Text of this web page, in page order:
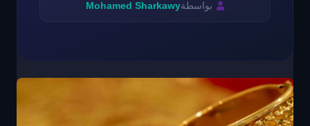
بواسطةMohamed Sharkawy